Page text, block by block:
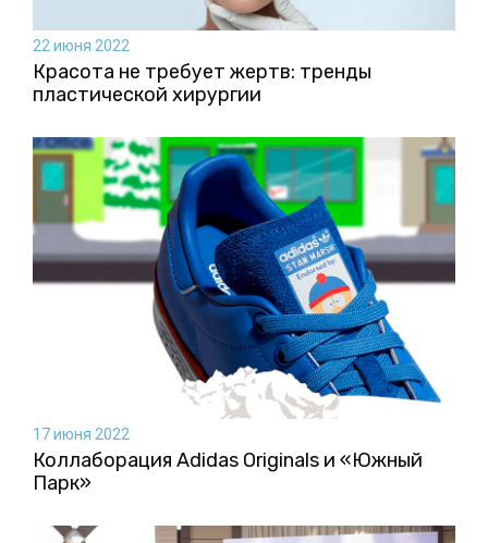
22 июня 2022
Красота не требует жертв: тренды
пластической хирургии
17 июня 2022
Коллаборация Аdidas Originals и «Южный
Парк»